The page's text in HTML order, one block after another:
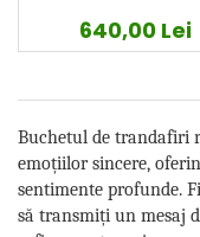
640,00 Lei
Buchetul de trandafiri
emoțiilor sincere,
sentimente profunde.
să transmiți un mesaj